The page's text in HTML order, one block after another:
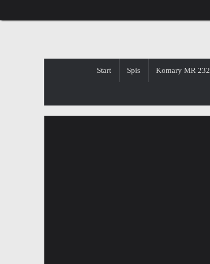
do
Start Spis Komary MR 232